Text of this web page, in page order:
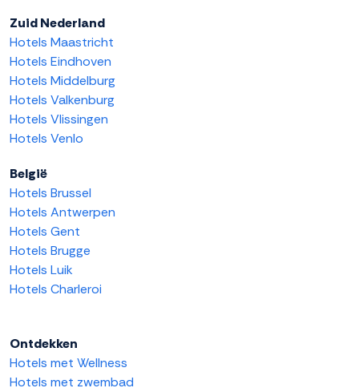
Zuid Nederland
Hotels Maastricht
Hotels Eindhoven
Hotels Middelburg
Hotels Valkenburg
Hotels Vlissingen
Hotels Venlo
België
Hotels Brussel
Hotels Antwerpen
Hotels Gent
Hotels Brugge
Hotels Luik
Hotels Charleroi
Ontdekken
Hotels met Wellness
Hotels met zwembad